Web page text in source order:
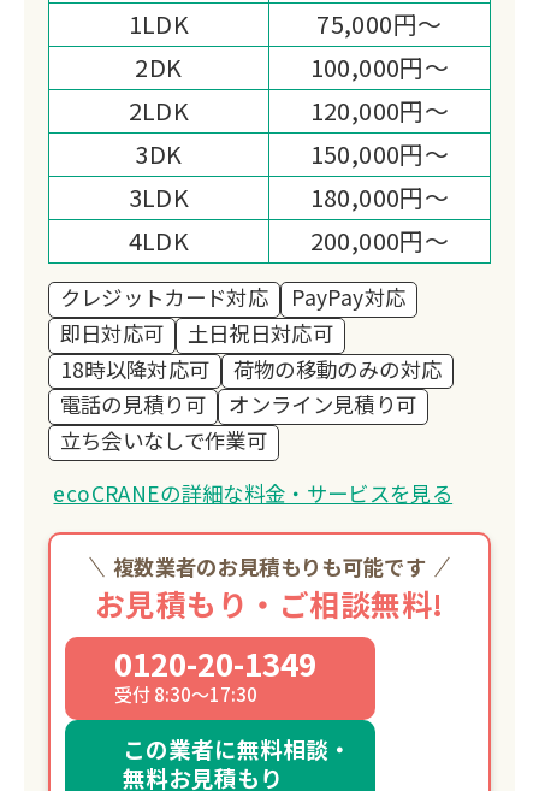
1LDK
75,000円～
2DK
100,000円～
2LDK
120,000円～
3DK
150,000円～
3LDK
180,000円～
4LDK
200,000円～
クレジットカード対応
PayPay対応
即日対応可
土日祝日対応可
18時以降対応可
荷物の移動のみの対応
電話の見積り可
オンライン見積り可
立ち会いなしで作業可
ecoCRANEの詳細な料金・サービスを見る
複数業者のお見積もりも可能です
お見積もり・ご相談無料!
0120-20-1349
受付 8:30～17:30
この業者に無料相談・
無料お見積もり